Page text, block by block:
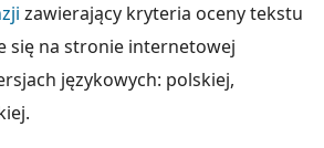
zawierający kryteria oceny tekstu
się na stronie internetowej
językowych: polskiej,